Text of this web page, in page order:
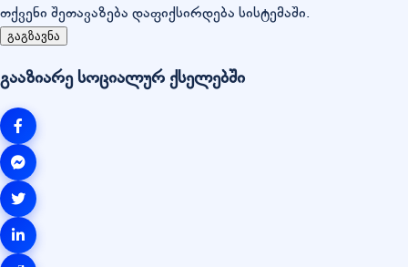
თქვენი შეთავაზება დაფიქსირდება სისტემაში.
გაგზავნა
გააზიარე სოციალურ ქსელებში